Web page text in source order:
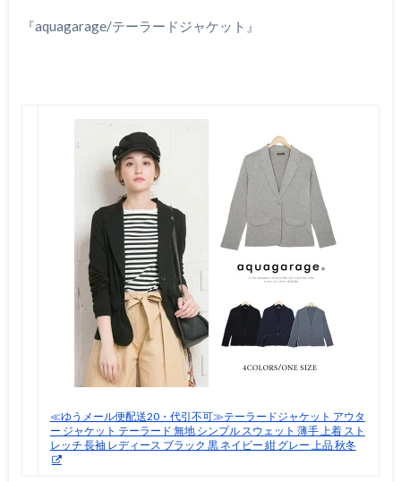
『aquagarage/テーラードジャケット』
≪ゆうメール便配送20・代引不可≫テーラードジャケット アウタ
ー ジャケット テーラード 無地 シンプル スウェット 薄手 上着 スト
レッチ 長袖 レディース ブラック 黒 ネイビー 紺 グレー 上品 秋冬